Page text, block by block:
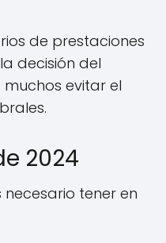
de prestaciones
decisión del
evitar el
2024
tener en